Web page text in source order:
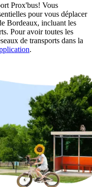
Prox'bus! Vous
pour vous déplacer
Bordeaux, incluant les
Pour avoir toutes les
de transports dans la
.